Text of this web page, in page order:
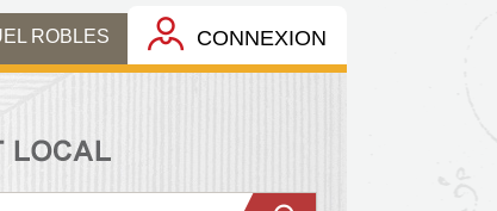
ROBLES CONNEXION